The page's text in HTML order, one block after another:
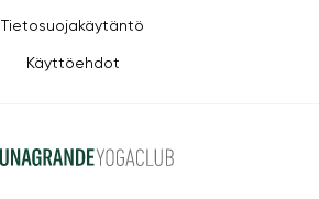
Tietosuojakäytäntö
Käyttöehdot